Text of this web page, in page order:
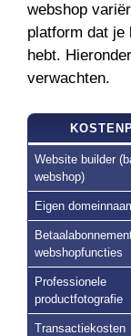
webshop
platform dat je
hebt.
verwachten.
Website builder
webshop)
Eigen
webshopfuncties
Professionele
productfotografie
Transactiekosten